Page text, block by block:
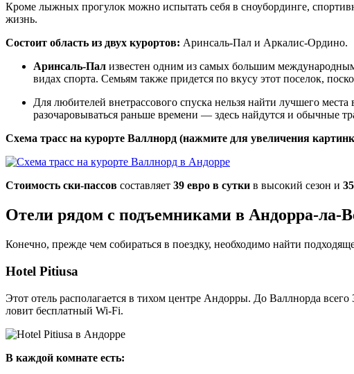
Кроме лыжных прогулок можно испытать себя в сноубординге,
жизнь.
Состоит область из двух курортов: Аринсаль-Пал и Аркалис-Ордино.
Аринсаль-Пал известен одним из самых большим
видах спорта. Семьям также придется по вкусу этот поселок,
Для любителей внетрассового спуска нельзя найти лучшего
разочаровываться раньше времени — здесь найдутся и обычные
Схема трасс на курорте Валлнорд (нажмите для увеличения
Стоимость ски-пассов составляет 39 евро в сутки в высокий сезон и
Отели рядом с подъемниками в Андорра-ла-
Конечно, прежде чем собираться в поездку, необходимо найти
Hotel Pitiusa
Этот отель располагается в тихом центре Андорры. До Валлнорда
ловит бесплатный Wi-Fi.
В каждой комнате есть: